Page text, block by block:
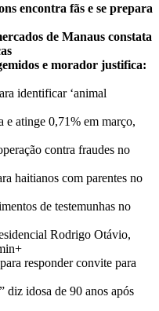
encontra fãs e se prepara
de Manaus constata
e morador justifica:
identificar ‘animal
e atinge 0,71% em março,
contra fraudes no
haitianos com parentes no
de testemunhas no
Rodrigo Otávio,
responder convite para
diz idosa de 90 anos após